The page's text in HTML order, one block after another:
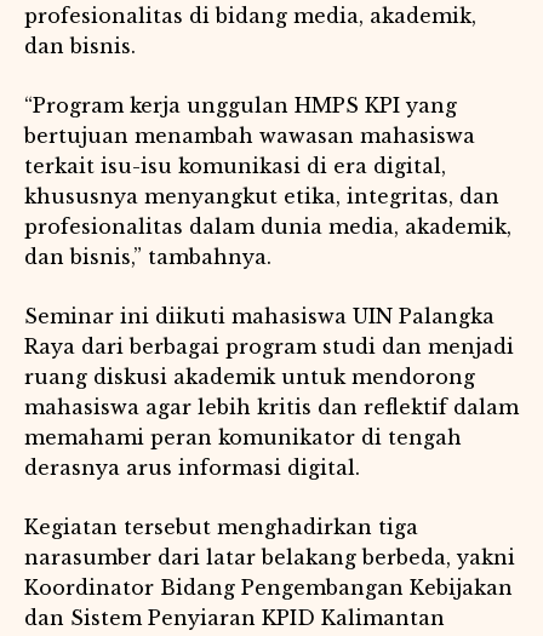
profesionalitas di bidang media, akademik,
dan bisnis.
“Program kerja unggulan HMPS KPI yang
bertujuan menambah wawasan mahasiswa
terkait isu-isu komunikasi di era digital,
khususnya menyangkut etika, integritas, dan
profesionalitas dalam dunia media, akademik,
dan bisnis,” tambahnya.
Seminar ini diikuti mahasiswa UIN Palangka
Raya dari berbagai program studi dan menjadi
ruang diskusi akademik untuk mendorong
mahasiswa agar lebih kritis dan reflektif dalam
memahami peran komunikator di tengah
derasnya arus informasi digital.
Kegiatan tersebut menghadirkan tiga
narasumber dari latar belakang berbeda, yakni
Koordinator Bidang Pengembangan Kebijakan
dan Sistem Penyiaran KPID Kalimantan